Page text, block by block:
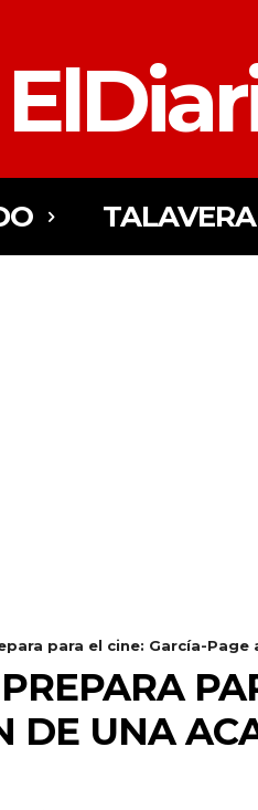
TALAVERA
para el cine: García-Page
DE UNA